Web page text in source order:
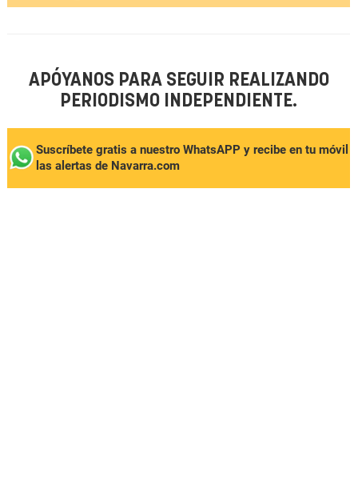
APÓYANOS PARA SEGUIR REALIZANDO
PERIODISMO INDEPENDIENTE.
Suscríbete gratis a nuestro WhatsAPP y recibe en tu móvil
las alertas de Navarra.com